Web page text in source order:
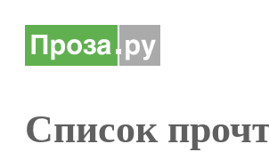
Список